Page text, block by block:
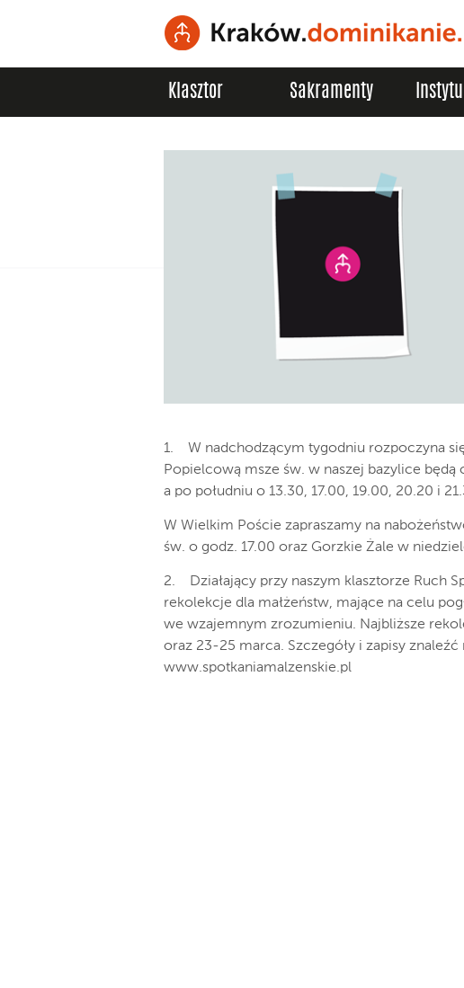
Klasztor Sakramenty
1. W nadchodzącym tygodniu rozpoczyna
Popielcową msze św. w naszej bazylice
a po południu o 13.30, 17.00, 19.00, 20.20 i
W Wielkim Poście zapraszamy na
św. o godz. 17.00 oraz Gorzkie Żale w
2. Działający przy naszym klasztorze Ruch
rekolekcje dla małżeństw, mające na celu
we wzajemnym zrozumieniu. Najbliższe
oraz 23-25 marca. Szczegóły i zapisy
www.spotkaniamalzenskie.pl